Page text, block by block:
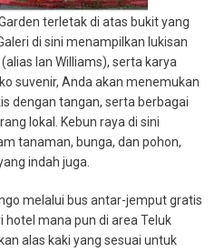
terletak di atas bukit yang
di sini menampilkan lukisan
Ian Williams), serta karya
suvenir, Anda akan menemukan
dengan tangan, serta berbagai
lokal. Kebun raya di sini
tanaman, bunga, dan pohon,
indah juga.
melalui bus antar-jemput gratis
mana pun di area Teluk
alas kaki yang sesuai untuk